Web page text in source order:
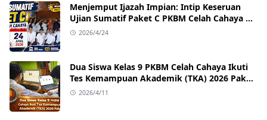
Menjemput Ijazah Impian: Intip Keseruan
Ujian Sumatif Paket C PKBM Celah Cahaya di
Sukawangi!
2026/4/24
Dua Siswa Kelas 9 PKBM Celah Cahaya Ikuti
Tes Kemampuan Akademik (TKA) 2026 Paket
B 2026/4/11